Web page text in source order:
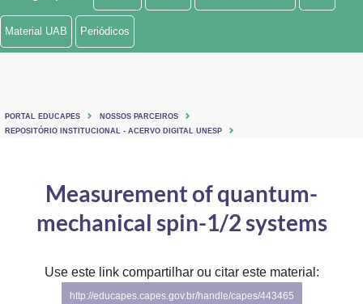
Ministério de Minas e Energia
Ministério do Turismo
Controladoria-Geral da União
Ministério da Mulher, da Família e dos Direitos Humanos
Secretaria-Geral
Material UAB Periódicos
PORTAL EDUCAPES
NOSSOS PARCEIROS
REPOSITÓRIO INSTITUCIONAL - ACERVO DIGITAL UNESP
Measurement of quantum-
mechanical spin-1/2 systems
Use este link compartilhar ou citar este material:
http://educapes.capes.gov.br/handle/capes/443465